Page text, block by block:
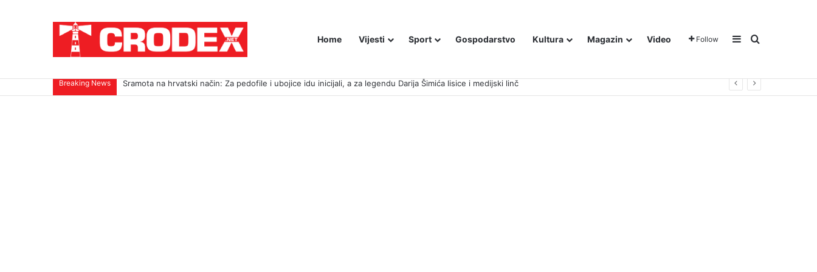
Home Vijesti Sport Gospodarstvo Kultura Magazin Video Follow Sidebar
Traži
Breaking News Sramota na hrvatski način: Za pedofile i ubojice idu inicijali, a za legendu Darija Šimića lisice i medijski linč